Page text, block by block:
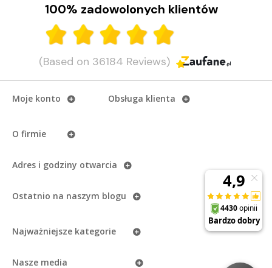
CZYTAJ DALEJ
100% zadowolonych klientów
(Based on 36184 Reviews)
Moje konto
O firmie
Obsługa klienta
Adres i godziny otwarcia
Ostatnio na naszym blogu
Najważniejsze kategorie
Nasze media